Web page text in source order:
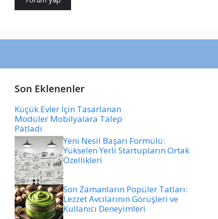
Son Eklenenler
Küçük Evler İçin Tasarlanan
Modüler Mobilyalara Talep
Patladı
Yeni Nesil Başarı Formülü:
Yükselen Yerli Startupların Ortak
Özellikleri
Son Zamanların Popüler Tatları:
Lezzet Avcılarının Görüşleri ve
Kullanıcı Deneyimleri